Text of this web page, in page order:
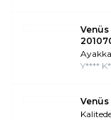
Venüs
Y****